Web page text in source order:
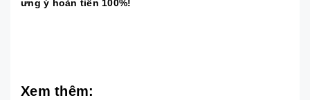
ưng ý hoàn tiền 100%!
Xem thêm: